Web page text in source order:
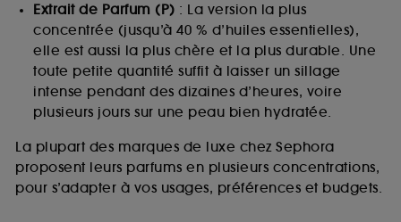
Extrait de Parfum (P) : La version la plus
concentrée (jusqu’à 40 % d’huiles essentielles),
elle est aussi la plus chère et la plus durable. Une
toute petite quantité suffit à laisser un sillage
intense pendant des dizaines d’heures, voire
plusieurs jours sur une peau bien hydratée.
La plupart des marques de luxe chez Sephora
proposent leurs parfums en plusieurs concentrations,
pour s’adapter à vos usages, préférences et budgets.